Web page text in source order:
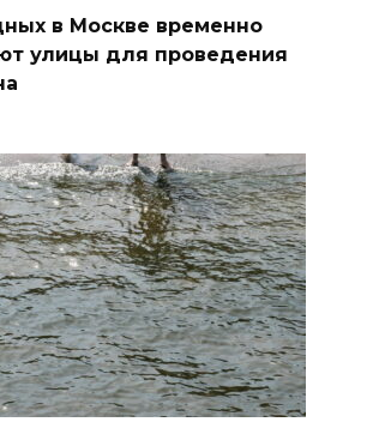
в Москве временно
улицы для проведения